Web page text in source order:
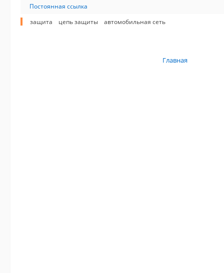
Постоянная ссылка
защита
цепь защиты автомобильная сеть
Главная